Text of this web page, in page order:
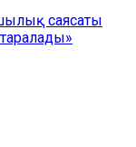
саясаты